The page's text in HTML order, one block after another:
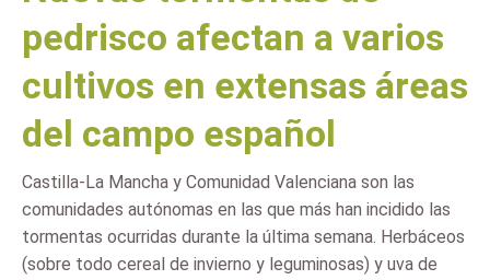
pedrisco afectan a varios
cultivos en extensas áreas
del campo español
Castilla-La Mancha y Comunidad Valenciana son las
comunidades autónomas en las que más han incidido las
tormentas ocurridas durante la última semana. Herbáceos
(sobre todo cereal de invierno y leguminosas) y uva de